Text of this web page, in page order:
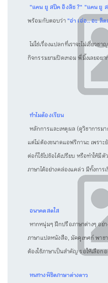
"แคน ยู สปีค อิงลิช ?" "แคน ยู
พร้อมกับตอบว่า"อ่า เอ่อ.. อะ ลิ
ไม่ใช่เรื่องแปลกที่เราจะไม่เชี่ยว
กิจกรรมยามปิดเทอม พี่มิ้งเลยอย
ทำไมต้องเรียน
หลักการและเหตุผล (ดูวิชาการมา
แต่ไม่ต้องขนาดแอฟริกานะ เพราะ
ต่อก็ใช้ไปข้อได้เปรียบ หรือทำให้มี
ภาษาได้อย่างคล่องแคล่ว มีทั้งการ
อนาคตสดใส
หากหนุ่มๆ ฝึกปรือภาษาต่างๆ อย่า
ภาษาแปลหนังสือ, มัคคุเทศก์ พาชา
ต้องใช้ภาษาเป็นสำคัญ รอให้เลือก
หนทางพิชิตภาษาต่างดาว